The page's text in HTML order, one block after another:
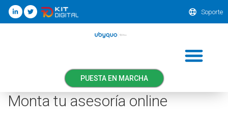
Soporte
PUESTA EN MARCHA
Monta tu asesoría online